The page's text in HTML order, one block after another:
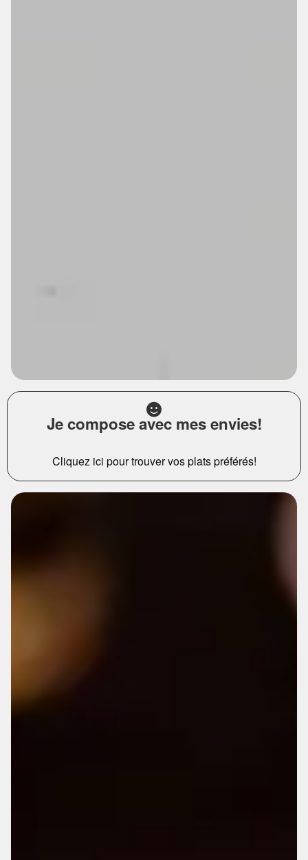
Je compose avec mes envies!
Cliquez ici pour trouver vos plats préférés!